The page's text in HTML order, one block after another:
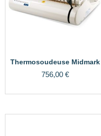
Thermosoudeuse Midmark
756,00 €